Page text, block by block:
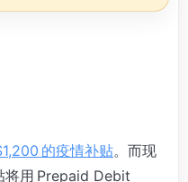
的疫情补贴。而现
将用 Prepaid Debit